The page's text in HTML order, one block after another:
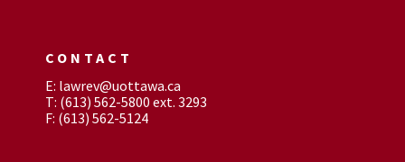
CONTACT
E: lawrev@uottawa.ca
T: (613) 562-5800 ext. 3293
F: (613) 562-5124